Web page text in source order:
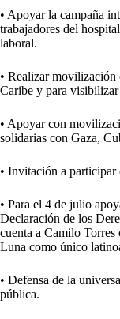
• Apoyar la campaña
trabajadores del
laboral.
• Realizar movilización
Caribe y para
• Apoyar con
solidarias con Gaza,
• Invitación a
• Para el 4 de julio
Declaración de los
cuenta a Camilo Torres
Luna como único
• Defensa de la
pública.